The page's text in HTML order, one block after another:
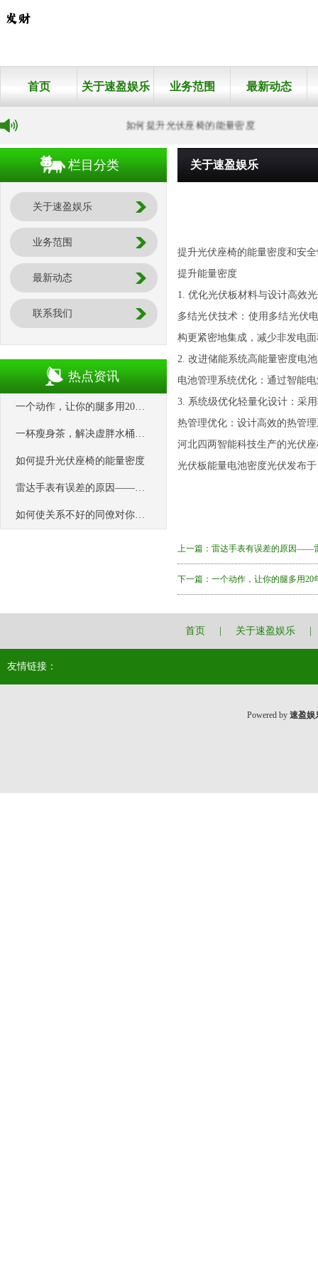
首页 关于速盈娱乐 业务范围 最新动态
如何提升光伏座椅的能量密度
栏目分类
关于速盈娱乐
业务范围
最新动态
联系我们
热点资讯
一个动作，让你的腿多用20年！ #腿部 #运动 #锻炼 #健身 #赵之心运动健身
一杯瘦身茶，解决虚胖水桶腰， 清除废物湿气， 瘦到90斤不是梦！
如何提升光伏座椅的能量密度
雷达手表有误差的原因——雷达重庆手表专修
如何使关系不好的同僚对你感激跪舔？
关于速盈娱乐
提升光伏座椅的能量密度和安
提升能量密度
1. 优化光伏板材料与设计高效
多结光伏技术：使用多结光伏
构更紧密地集成，减少非发电
2. 改进储能系统高能量密度电
电池管理系统优化：通过智能
3. 系统级优化轻量化设计：采
热管理优化：设计高效的热管
河北四两智能科技生产的光伏
光伏板能量电池密度光伏发布
上一篇： 雷达手表有误差的原因——
下一篇： 一个动作，让你的腿多用20
首页 关于速盈娱乐
友情链接：
Powered by 速盈娱